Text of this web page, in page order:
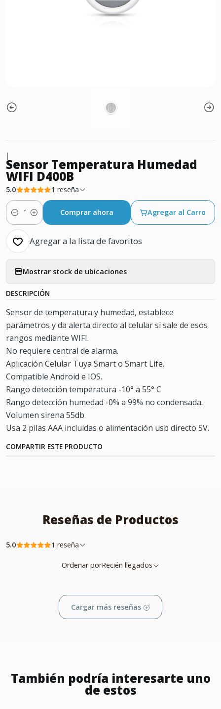
|
Sensor Temperatura Humedad
WIFI D400B
5.0 1 reseña
Cantidad
Agregar al Carro
Comprar ahora
Agregar a la lista de favoritos
Mostrar stock de ubicaciones
DESCRIPCIÓN
Sensor de temperatura y humedad, establece
parámetros y da alerta directo al celular si sale de esos
rangos mediante WIFI.
No requiere central de alarma.
Aplicación Celular Tuya Smart o Smart Life.
Compatible Android e IOS.
Rango detección temperatura -10° a 55° C
Rango detección humedad -0% a 99% no condensada.
Volumen sirena 55db.
Usa 2 pilas AAA incluidas o alimentación usb directo 5V.
COMPARTIR ESTE PRODUCTO
Reseñas de Productos
5.0 1 reseña
Ordenar porRecién llegados
Cargar más reseñas
También podría interesarte uno
de estos